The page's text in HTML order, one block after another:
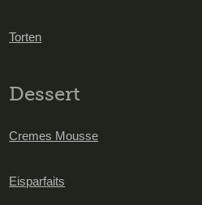
Torten
Dessert
Cremes Mousse
Eisparfaits